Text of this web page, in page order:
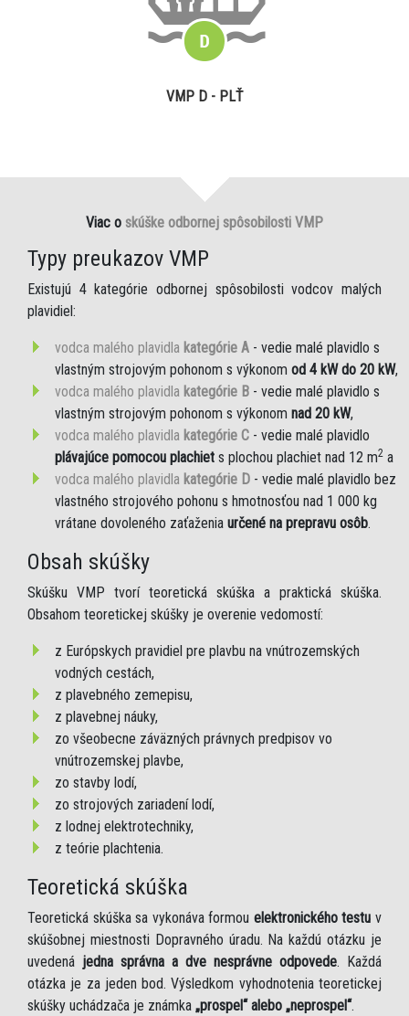
VMP D - PLŤ
Viac o skúške odbornej spôsobilosti VMP
Typy preukazov VMP
Existujú 4 kategórie odbornej spôsobilosti vodcov malých
plavidiel:
vodca malého plavidla kategórie A - vedie malé plavidlo s
vlastným strojovým pohonom s výkonom od 4 kW do 20 kW,
vodca malého plavidla kategórie B - vedie malé plavidlo s
vlastným strojovým pohonom s výkonom nad 20 kW,
vodca malého plavidla kategórie C - vedie malé plavidlo
plávajúce pomocou plachiet s plochou plachiet nad 12 m2 a
vodca malého plavidla kategórie D - vedie malé plavidlo bez
vlastného strojového pohonu s hmotnosťou nad 1 000 kg
vrátane dovoleného zaťaženia určené na prepravu osôb.
Obsah skúšky
Skúšku VMP tvorí teoretická skúška a praktická skúška.
Obsahom teoretickej skúšky je overenie vedomostí:
z Európskych pravidiel pre plavbu na vnútrozemských
vodných cestách,
z plavebného zemepisu,
z plavebnej náuky,
zo všeobecne záväzných právnych predpisov vo
vnútrozemskej plavbe,
zo stavby lodí,
zo strojových zariadení lodí,
z lodnej elektrotechniky,
z teórie plachtenia.
Teoretická skúška
Teoretická skúška sa vykonáva formou elektronického testu v
skúšobnej miestnosti Dopravného úradu. Na každú otázku je
uvedená jedna správna a dve nesprávne odpovede. Každá
otázka je za jeden bod. Výsledkom vyhodnotenia teoretickej
skúšky uchádzača je známka „prospel“ alebo „neprospel“.